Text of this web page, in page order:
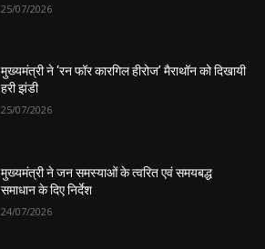
25/07/2026
मुख्यमंत्री ने ‘रन फॉर कारगिल हीरोज’ मैराथॉन को दिखायी
हरी झंडी
25/07/2026
मुख्यमंत्री ने जन समस्याओं के त्वरित एवं समयबद्ध
समाधान के दिए निर्देश
24/07/2026